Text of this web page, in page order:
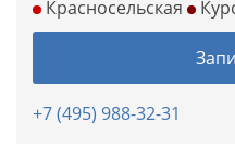
Красносельская
+7 (495) 988-32-31